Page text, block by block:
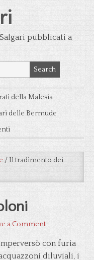
pubblicati a
della Malesia
delle Bermude
/ Il tradimento dei
a Comment
con furia
diluviali, i